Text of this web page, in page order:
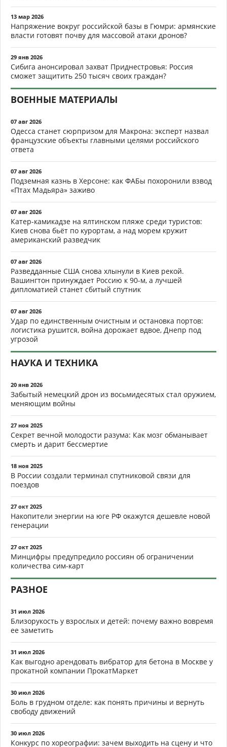
13 мар 2026
Напряжение вокруг российской базы в Гюмри: армянские
власти готовят почву для массовой атаки дронов?
29 янв 2026
Сибига анонсировал захват Приднестровья: Россия
сможет защитить 250 тысяч своих граждан?
ВОЕННЫЕ МАТЕРИАЛЫ
07 авг 2026
Одесса станет сюрпризом для Макрона: эксперт назвал
французские объекты главными целями российского
ответа
07 авг 2026
Подземная казнь в Херсоне: как ФАБы похоронили взвод
«Птах Мадьяра» заживо
07 авг 2026
Катер-камикадзе на ялтинском пляже среди туристов:
Киев снова бьёт по курортам, а над морем кружит
американский разведчик
07 авг 2026
Разведданные США снова хлынули в Киев рекой.
Вашингтон принуждает Россию к 90-м, а лучшей
дипломатией станет сбитый спутник
07 авг 2026
Удар по единственным очистным и остановка портов:
логистика рушится, война дорожает вдвое, Днепр под
угрозой
НАУКА И ТЕХНИКА
20 янв 2026
Забытый немецкий дрон из восьмидесятых стал оружием,
меняющим войны
27 ноя 2025
Секрет вечной молодости разума: Как мозг обманывает
смерть и дарит бессмертие
18 ноя 2025
В России создали терминал спутниковой связи для
поездов
27 окт 2025
Накопители энергии на юге РФ окажутся дешевле новой
генерации
27 окт 2025
Минцифры предупредило россиян об ограничении
количества сим-карт
РАЗНОЕ
31 июл 2026
Близорукость у взрослых и детей: почему важно вовремя
ее заметить
31 июл 2026
Как выгодно арендовать вибратор для бетона в Москве у
прокатной компании ПрокатМаркет
30 июл 2026
Боль в грудном отделе: как понять причины и вернуть
свободу движений
30 июл 2026
Конкурс по хореографии: зачем выходить на сцену и что